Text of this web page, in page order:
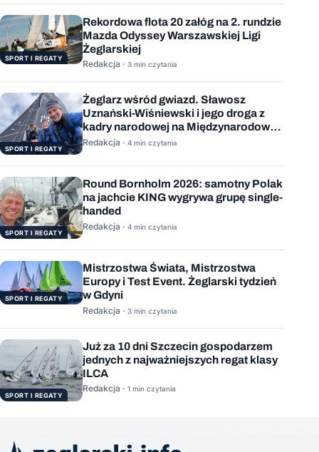
SPORT I REGATY
Rekordowa flota 20 załóg na 2. rundzie
Mazda Odyssey Warszawskiej Ligi
Żeglarskiej
Redakcja · 3 min czytania
SPORT I REGATY
Żeglarz wśród gwiazd. Sławosz
Uznański-Wiśniewski i jego droga z
kadry narodowej na Międzynarodową
Stację Kosmiczną
Redakcja · 4 min czytania
SPORT I REGATY
Round Bornholm 2026: samotny Polak
na jachcie KING wygrywa grupę single-
handed
Redakcja · 4 min czytania
SPORT I REGATY
Mistrzostwa Świata, Mistrzostwa
Europy i Test Event. Żeglarski tydzień
w Gdyni
Redakcja · 3 min czytania
SPORT I REGATY
Już za 10 dni Szczecin gospodarzem
jednych z najważniejszych regat klasy
ILCA
Redakcja · 1 min czytania